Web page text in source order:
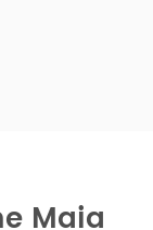
Maia